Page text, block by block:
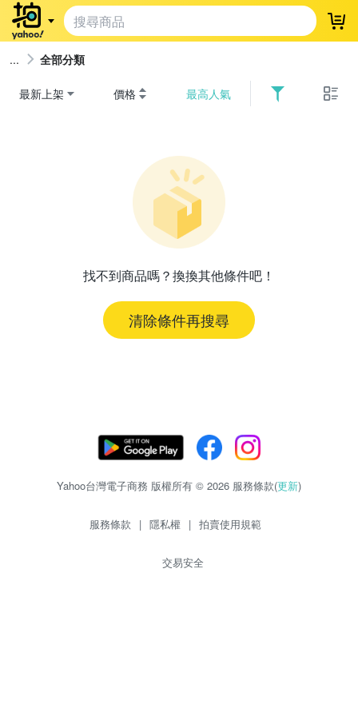
登
全部分類
最新上架 價格 最高人氣
找不到商品嗎？換換其他條件吧！
清除條件再搜尋
Yahoo台灣電子商務 版權所有 © 2026 服務條款(更新)
服務條款 | 隱私權 | 拍賣使用規範
交易安全